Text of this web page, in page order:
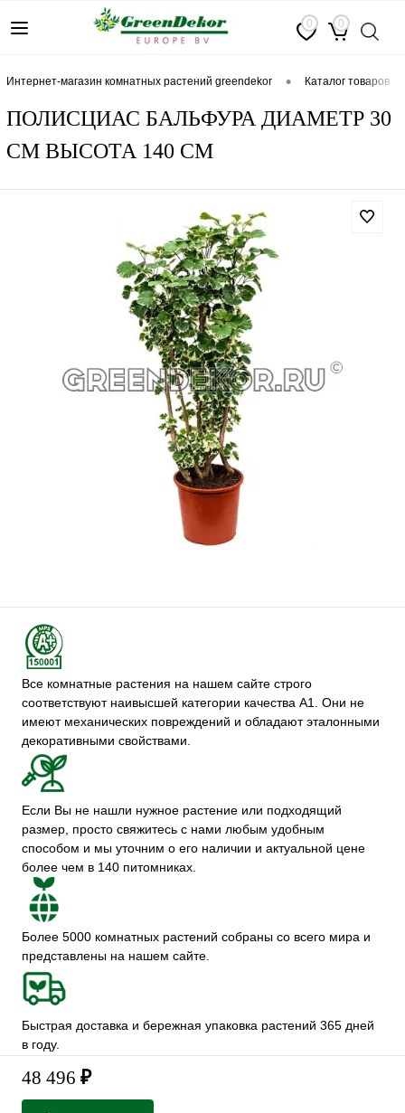
0 0
интернет-магазин комнатных растений greendekor • каталог товаров
ПОЛИСЦИАС БАЛЬФУРА ДИАМЕТР 30
СМ ВЫСОТА 140 СМ
Все комнатные растения на нашем сайте строго
соответствуют наивысшей категории качества А1. Они не
имеют механических повреждений и обладают эталонными
декоративными свойствами.
Если Вы не нашли нужное растение или подходящий
размер, просто свяжитесь с нами любым удобным
способом и мы уточним о его наличии и актуальной цене
более чем в 140 питомниках.
Более 5000 комнатных растений собраны со всего мира и
представлены на нашем сайте.
Быстрая доставка и бережная упаковка растений 365 дней
в году.
48 496 ₽